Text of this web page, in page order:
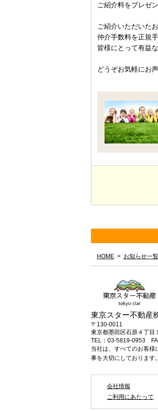
ご紹介料をプレゼン
ご紹介いただいたお
仲介手数料を正規
皆様にとって有益
どうぞお気軽にお
HOME お知らせ一覧
東京スター不動産
〒130-0011
東京都墨田区石原４丁目
TEL：03-5819-0953
当社は、すべてのお客様
事を大切にしております。
会社情報
ご利用にあたって